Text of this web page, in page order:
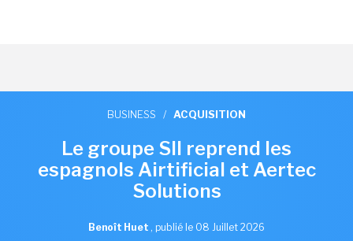
BUSINESS / ACQUISITION
Le groupe SII reprend les
espagnols Airtificial et Aertec
Solutions
Benoît Huet , publié le 08 Juillet 2026